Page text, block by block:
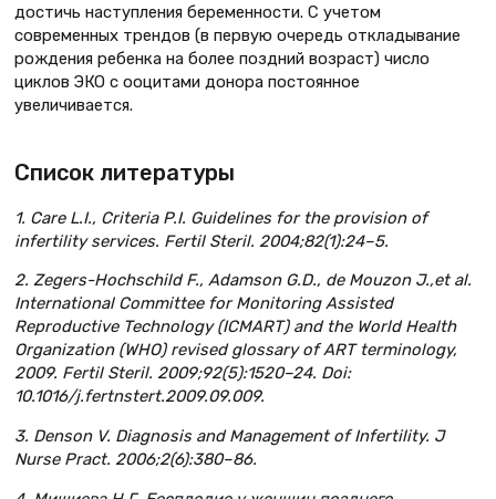
достичь наступления беременности. С учетом
современных трендов (в первую очередь откладывание
рождения ребенка на более поздний возраст) число
циклов ЭКО с ооцитами донора постоянное
увеличивается.
Список литературы
1. Care L.I., Criteria P.I. Guidelines for the provision of
infertility services. Fertil Steril. 2004;82(1):24–5.
2. Zegers-Hochschild F., Adamson G.D., de Mouzon J.,et al.
International Committee for Monitoring Assisted
Reproductive Technology (ICMART) and the World Health
Organization (WHO) revised glossary of ART terminology,
2009. Fertil Steril. 2009;92(5):1520–24. Doi:
10.1016/j.fertnstert.2009.09.009.
3. Denson V. Diagnosis and Management of Infertility. J
Nurse Pract. 2006;2(6):380–86.